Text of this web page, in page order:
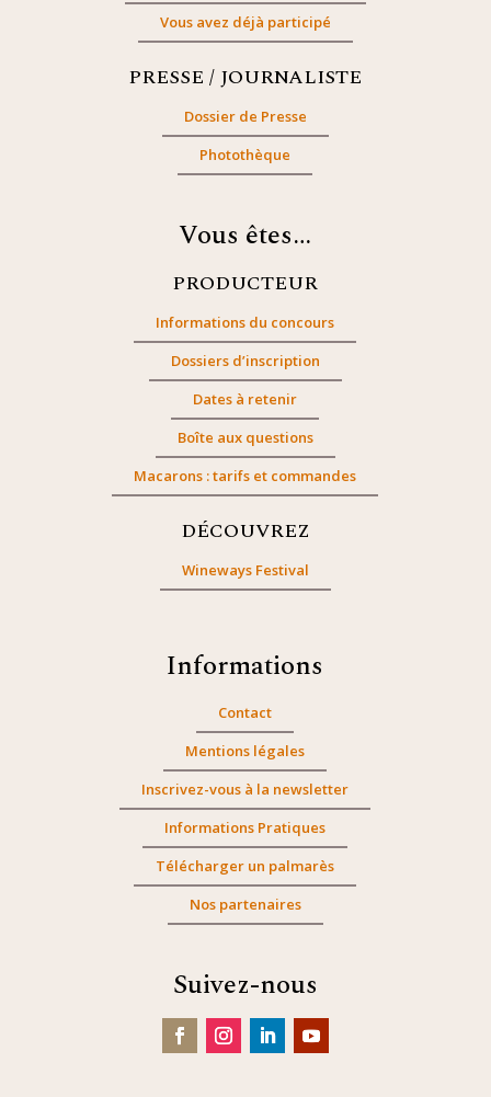
Vous avez déjà participé
PRESSE / JOURNALISTE
Dossier de Presse
Photothèque
Vous êtes…
PRODUCTEUR
Informations du concours
Dossiers d’inscription
Dates à retenir
Boîte aux questions
Macarons : tarifs et commandes
DÉCOUVREZ
Wineways Festival
Informations
Contact
Mentions légales
Inscrivez-vous à la newsletter
Informations Pratiques
Télécharger un palmarès
Nos partenaires
Suivez-nous